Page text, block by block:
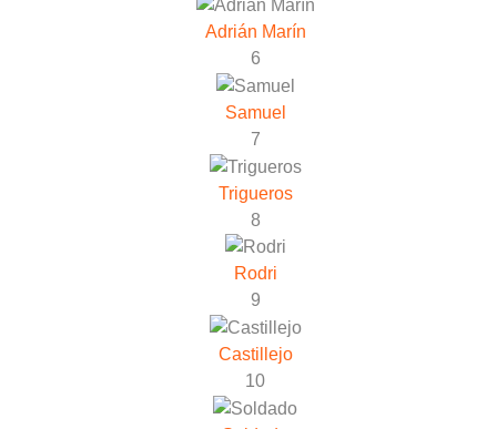
Adrián Marín
6
Samuel
7
Trigueros
8
Rodri
9
Castillejo
10